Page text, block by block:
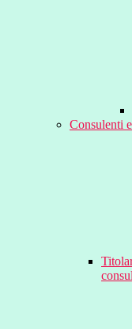
Consulenti